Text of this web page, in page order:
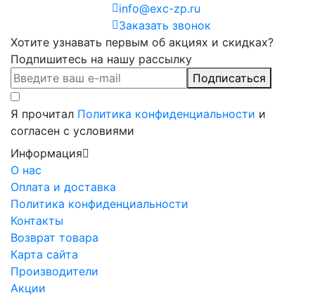
info@exc-zp.ru
Заказать звонок
Хотите узнавать первым об акциях и скидках?
Подпишитесь на нашу рассылку
Подписаться
Я прочитал Политика конфиденциальности и
согласен с условиями
Информация
О нас
Оплата и доставка
Политика конфиденциальности
Контакты
Возврат товара
Карта сайта
Производители
Акции